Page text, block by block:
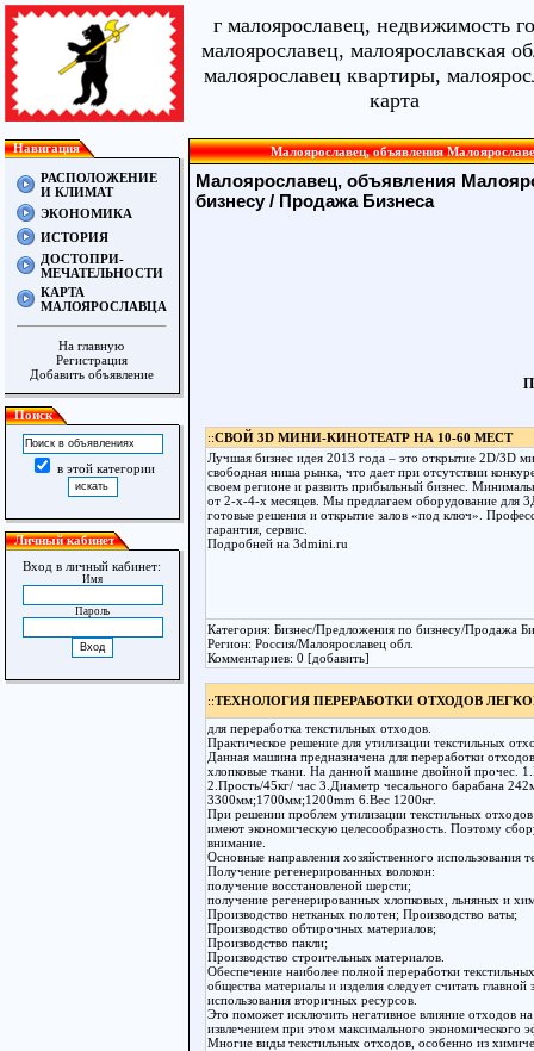
г малоярославец, недвижимость
малоярославец, малоярославская
малоярославец квартиры,
карта
Навигация
РАСПОЛОЖЕНИЕ
И КЛИМАТ
ЭКОНОМИКА
ИСТОРИЯ
ДОСТОПРИ-
МЕЧАТЕЛЬНОСТИ
КАРТА
МАЛОЯРОСЛАВЦА
На главную
Регистрация
Добавить объявление
Поиск
в этой категории
Личный кабинет
Вход в личный кабинет:
Имя
Пароль
Малоярославец, объявления
Малоярославец, объявления
бизнесу/ Продажа Бизнеса
::СВОЙ 3D МИНИ-КИНОТЕАТР НА 10-60 МЕСТ
Лучшая бизнес идея 2013 года – это открытие 2D/3D
свободная ниша рынка, что дает при отсутствии
своем регионе и развить прибыльный бизнес.
от 2-х-4-х месяцев. Мы предлагаем оборудование для
готовые решения и открытие залов «под ключ».
гарантия, сервис.
Подробней на 3dmini.ru
Категория: Бизнес/Предложения по бизнесу/Продажа
Регион: Россия/Малоярославец обл.
Комментариев: 0 [добавить]
::ТЕХНОЛОГИЯ ПЕРЕРАБОТКИ ОТХОДОВ
для переработка текстильных отходов.
Практическое решение для утилизации текстильных
Данная машина предназначена для переработки
хлопковые ткани. На данной машине двойной прочес.
2.Прость/45кг/ час 3.Диаметр чесального барабана
3300мм;1700мм;1200mm 6.Вес 1200кг.
При решении проблем утилизации текстильных
имеют экономическую целесообразность. Поэтому
внимание.
Основные направления хозяйственного использования
Получение регенерированных волокон:
получение восстановленой шерсти;
получение регенерированных хлопковых, льняных и
Производство нетканых полотен; Производство ваты;
Производство обтирочных материалов;
Производство пакли;
Производство строительных материалов.
Обеспечение наиболее полной переработки
общества материалы и изделия следует считать
использования вторичных ресурсов.
Это поможет исключить негативное влияние отходов
извлечением при этом максимального экономического
Многие виды текстильных отходов, особенно из